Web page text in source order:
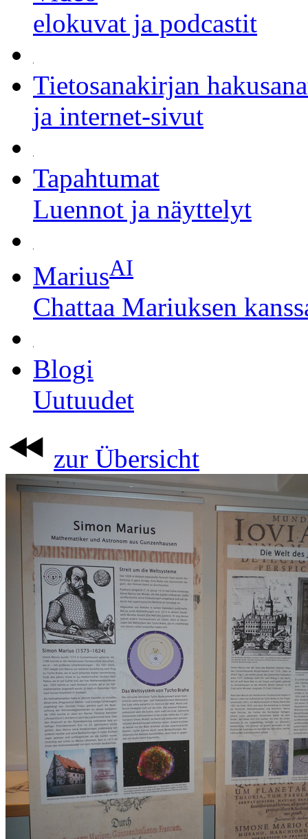
elokuvat ja podcastit
Tietosanakirjan
ja internet-sivut
Tapahtumat
Luennot ja näyttelyt
MariusAI
Chattaa Mariuksen
Blogi
Uutuudet
zur Übersicht